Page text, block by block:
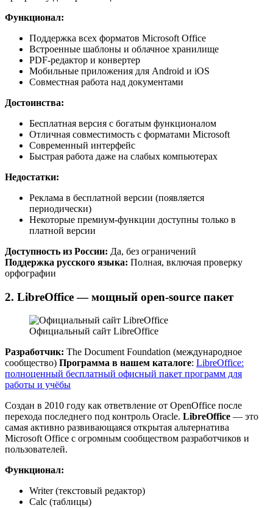
Функционал:
Поддержка всех форматов Microsoft Office
Встроенные шаблоны и облачное хранилище
PDF-редактор и конвертер
Мобильные приложения для Android и iOS
Совместная работа над документами
Достоинства:
Бесплатная версия с богатым функционалом
Отличная совместимость с форматами Microsoft
Современный интерфейс
Быстрая работа даже на слабых компьютерах
Недостатки:
Реклама в бесплатной версии (появляется
периодически)
Некоторые премиум-функции доступны только в
платной версии
Доступность из России: Да, без ограничений
Поддержка русского языка: Полная, включая проверку
орфографии
2. LibreOffice — мощный open-source пакет
Официальный сайт LibreOffice
Разработчик: The Document Foundation (международное
сообщество) Программа в нашем каталоге: LibreOffice:
полноценный бесплатный офисный пакет программ для
работы и учёбы
Создан в 2010 году как ответвление от OpenOffice после
перехода последнего под контроль Oracle. LibreOffice — это
самая активно развивающаяся открытая альтернатива
Microsoft Office с огромным сообществом разработчиков и
пользователей.
Функционал:
Writer (текстовый редактор)
Calc (таблицы)